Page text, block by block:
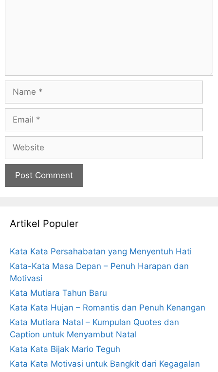
Name
Email
Website
Artikel Populer
Kata Kata Persahabatan yang Menyentuh Hati
Kata-Kata Masa Depan – Penuh Harapan dan
Motivasi
Kata Mutiara Tahun Baru
Kata Kata Hujan – Romantis dan Penuh Kenangan
Kata Mutiara Natal – Kumpulan Quotes dan
Caption untuk Menyambut Natal
Kata Kata Bijak Mario Teguh
Kata Kata Motivasi untuk Bangkit dari Kegagalan